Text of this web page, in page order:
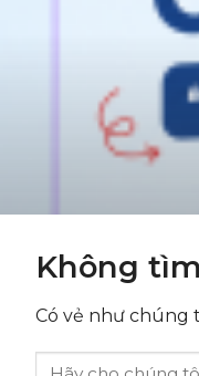
Không
Có vẻ như chúng